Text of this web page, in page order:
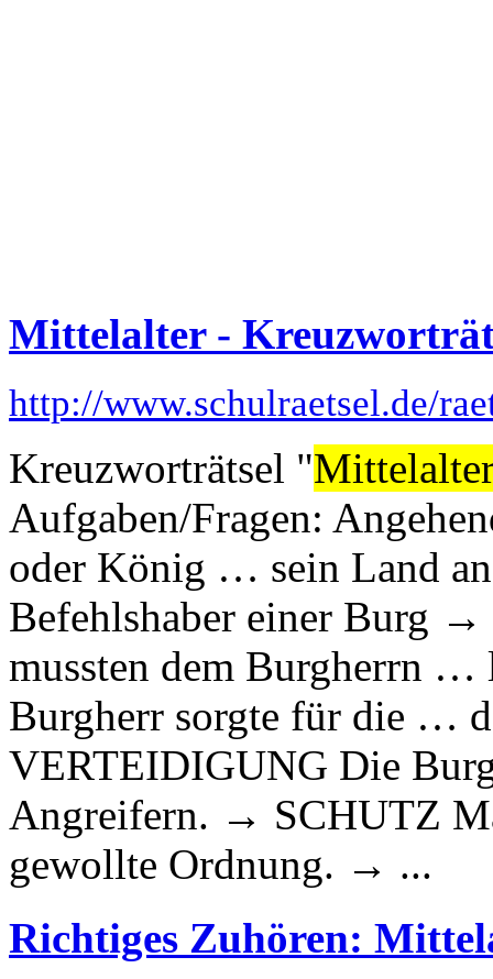
Mittelalter -
http://www.schulraetsel.de/
Kreuzworträtsel "
Aufgaben/Fragen:
oder König … sein Land
Befehlshaber einer Burg
mussten dem Burgherrn
Burgherr sorgte für die …
VERTEIDIGUNG Die
Angreifern. → SCHUTZ
gewollte Ordnung. → ...
Richtiges Zuhören: